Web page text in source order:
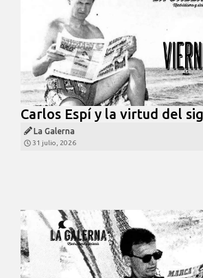
Carlos Espí y la virtud del
La Galerna
31 julio, 2026